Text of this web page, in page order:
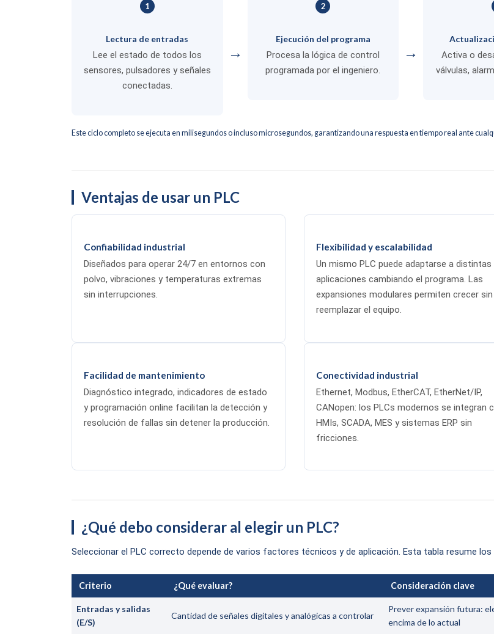
1
Lectura de entradas
Lee el estado de todos los
sensores, pulsadores y señales
conectadas.
→
2
Ejecución del programa
Procesa la lógica de control
programada por el ingeniero.
→
Activa o
válvulas,
Este ciclo completo se ejecuta en milisegundos o incluso microsegundos, garantizando una respuesta en tiempo real ante
Ventajas de usar un PLC
Confiabilidad industrial
Diseñados para operar 24/7 en entornos con
polvo, vibraciones y temperaturas extremas
sin interrupciones.
Flexibilidad y escalabilidad
Un mismo PLC puede adaptarse a distintas
aplicaciones cambiando el programa. Las
expansiones modulares permiten crecer sin
reemplazar el equipo.
Facilidad de mantenimiento
Diagnóstico integrado, indicadores de estado
y programación online facilitan la detección y
resolución de fallas sin detener la producción.
Conectividad industrial
Ethernet, Modbus, EtherCAT, EtherNet/IP,
CANopen: los PLCs modernos se integran
HMIs, SCADA, MES y sistemas ERP sin
fricciones.
¿Qué debo considerar al elegir un PLC?
Seleccionar el PLC correcto depende de varios factores técnicos y de aplicación. Esta tabla resume
Criterio ¿Qué evaluar? Consideración clave
Entradas y salidas
(E/S)
Cantidad de señales digitales y analógicas a controlar
Prever expansión futura:
encima de lo actual